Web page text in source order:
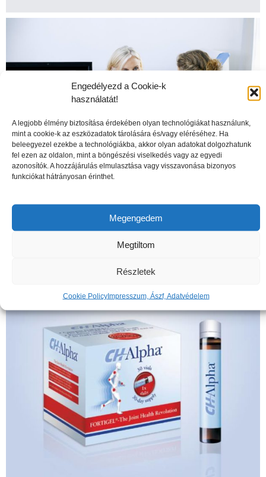
Engedélyezd a Cookie-k
használatát!
A legjobb élmény biztosítása érdekében olyan technológiákat használunk,
mint a cookie-k az eszközadatok tárolására és/vagy eléréséhez. Ha
beleegyezel ezekbe a technológiákba, akkor olyan adatokat dolgozhatunk
fel ezen az oldalon, mint a böngészési viselkedés vagy az egyedi
azonosítók. A hozzájárulás elmulasztása vagy visszavonása bizonyos
funkciókat hátrányosan érinthet.
Megengedem
Megtiltom
Részletek
Cookie PolicyImpresszum, Ászf, Adatvédelem
A csontritkulás veszélyei